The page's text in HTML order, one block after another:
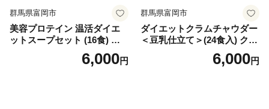
群馬県富岡市
美容プロテイン 温活ダイエ
ットスープセット (16食) 小
分け スープ 食べ比べ セット
詰合せ クラムチャウダー チ
6,000円
群馬県富岡市
ダイエットクラムチャウダー
＜豆乳仕立て＞(24食入) クラ
ムチャウダー 豆乳 ダイエッ
ト スープ プロテイン たんぱ
6,000円